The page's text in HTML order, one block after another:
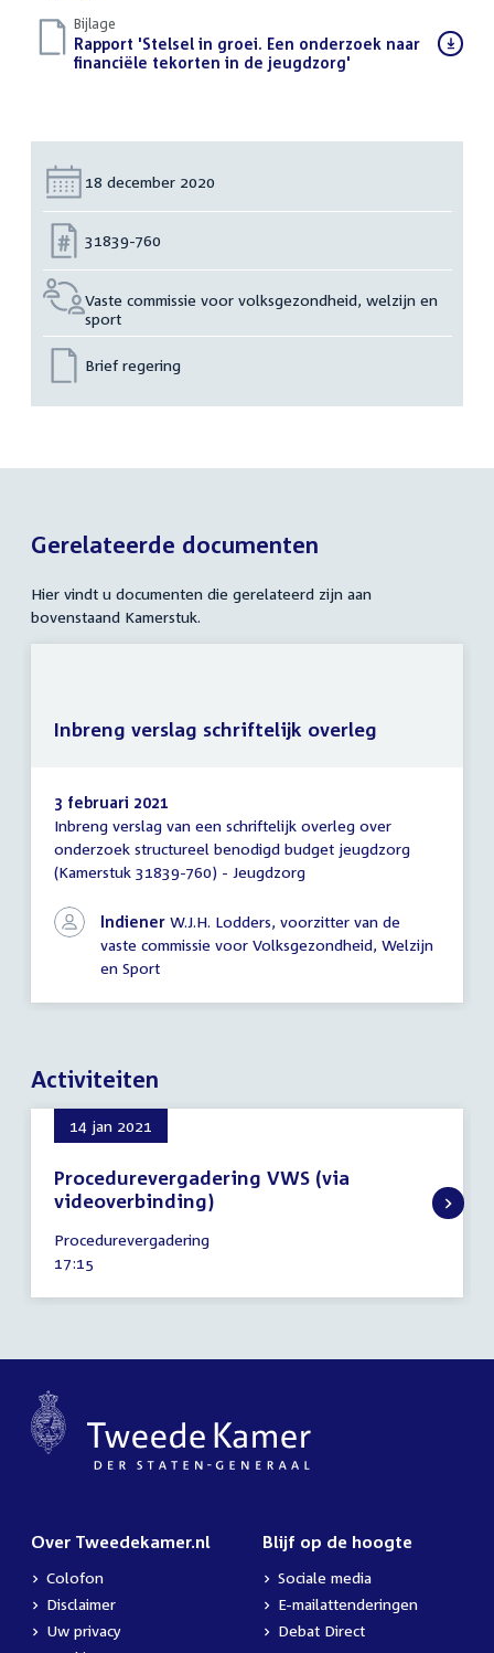
Bijlage
Download
bestand:
Rapport 'Stelsel in groei. Een onderzoek naar
financiële tekorten in de jeugdzorg'
Datum:
18 december 2020
Nummer:
31839-760
Vaste commissie voor volksgezondheid, welzijn en
sport
Brief regering
Gerelateerde documenten
Hier vindt u documenten die gerelateerd zijn aan
bovenstaand Kamerstuk.
Inbreng
verslag
schriftelijk
3 februari 2021
Inbreng verslag van een schriftelijk overleg over
onderzoek structureel benodigd budget jeugdzorg
(Kamerstuk 31839-760) - Jeugdzorg
Indiener W.J.H. Lodders, voorzitter van de
vaste commissie voor Volksgezondheid, Welzijn
en Sport
Inbreng verslag schriftelijk overleg
Activiteiten
14 jan 2021
Procedurevergadering VWS (via
videoverbinding)
januari
2021
Procedurevergadering
Tijd
17:15
Over Tweedekamer.nl
Colofon
Disclaimer
Uw privacy
Blijf op de hoogte
Sociale media
E-mailattenderingen
Debat Direct